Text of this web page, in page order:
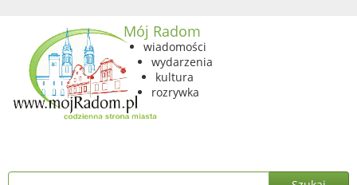
Mój Radom
wiadomości
wydarzenia
kultura
rozrywka